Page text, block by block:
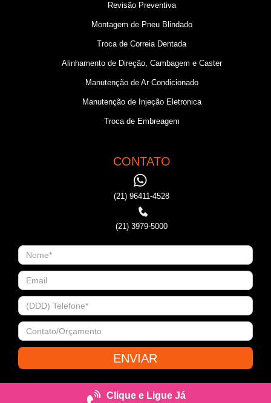
Revisão Preventiva
Montagem de Pneu Blindado
Troca de Correia Dentada
Alinhamento de Direção, Cambagem e Caster
Manutenção de Ar Condicionado
Manutenção de Injeção Eletronica
Troca de Embreagem
CONTATO
(21) 96411-4528
(21) 3979-5000
Clique e Ligue Já